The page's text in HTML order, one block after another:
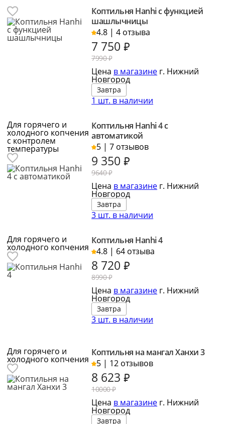
Коптильня Hanhi с функцией
шашлычницы
4.8 | 4 отзыва
7 750₽
7990 ₽
Цена в магазине г. Нижний
Новгород
Завтра
1 шт. в наличии
Для горячего и
холодного копчения
с контролем
температуры
Коптильня Hanhi 4 с
автоматикой
5 | 7 отзывов
9 350₽
9640 ₽
Цена в магазине г. Нижний
Новгород
Завтра
3 шт. в наличии
Для горячего и
холодного копчения
Коптильня Hanhi 4
4.8 | 64 отзыва
8 720₽
8990 ₽
Цена в магазине г. Нижний
Новгород
Завтра
3 шт. в наличии
Для горячего и
холодного копчения
Коптильня на мангал Ханхи 3
5 | 12 отзывов
8 623₽
10000 ₽
Цена в магазине г. Нижний
Новгород
Завтра